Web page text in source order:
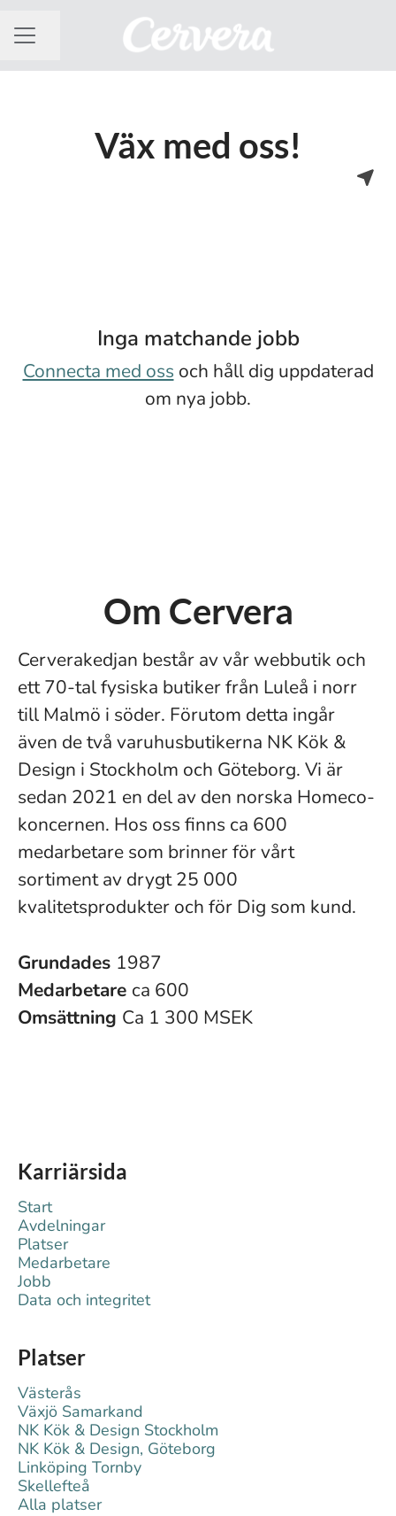
KARRIÄRMENY
Dela sidan
Väx med oss!
Inga matchande jobb
Connecta med oss och håll dig uppdaterad
om nya jobb.
Om Cervera
Cerverakedjan består av vår webbutik och
ett 70-tal fysiska butiker från Luleå i norr
till Malmö i söder. Förutom detta ingår
även de två varuhusbutikerna NK Kök &
Design i Stockholm och Göteborg. Vi är
sedan 2021 en del av den norska Homeco-
koncernen. Hos oss finns ca 600
medarbetare som brinner för vårt
sortiment av drygt 25 000
kvalitetsprodukter och för Dig som kund.
Grundades 1987
Medarbetare ca 600
Omsättning Ca 1 300 MSEK
Karriärsida
Start
Avdelningar
Platser
Medarbetare
Jobb
Data och integritet
Platser
Västerås
Växjö Samarkand
NK Kök & Design Stockholm
NK Kök & Design, Göteborg
Linköping Tornby
Skellefteå
Alla platser